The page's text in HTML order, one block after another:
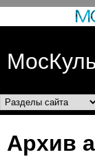
Разделы
Архив